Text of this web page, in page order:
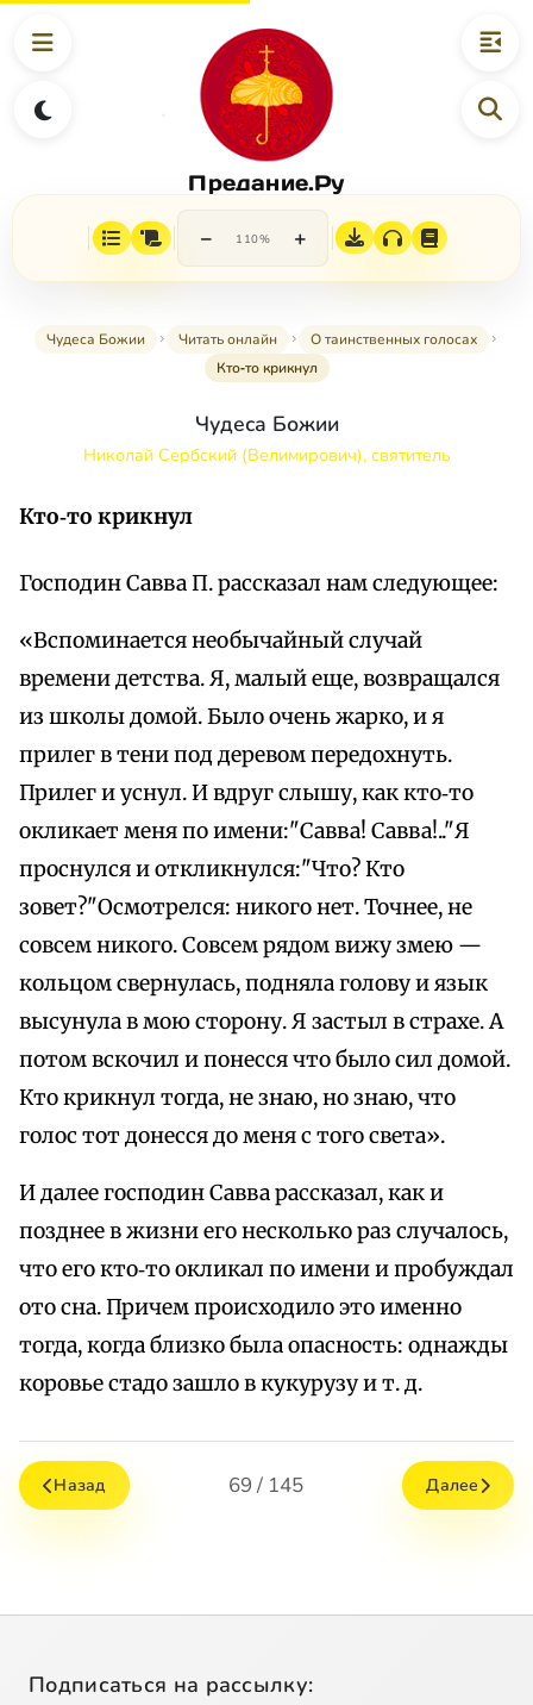
Предание.Ру
− 110% +
Чудеса Божии Читать онлайн
О таинственных голосах
Кто‑то крикнул
Чудеса Божии
Николай Сербский (Велимирович), святитель
Кто‑то крикнул
Господин Савва П. рассказал нам следующее:
«Вспоминается необычайный случай
времени детства. Я, малый еще, возвращался
из школы домой. Было очень жарко, и я
прилег в тени под деревом передохнуть.
Прилег и уснул. И вдруг слышу, как кто‑то
окликает меня по имени:"Савва! Савва!.."Я
проснулся и откликнулся:"Что? Кто
зовет?"Осмотрелся: никого нет. Точнее, не
совсем никого. Совсем рядом вижу змею —
кольцом свернулась, подняла голову и язык
высунула в мою сторону. Я застыл в страхе. А
потом вскочил и понесся что было сил домой.
Кто крикнул тогда, не знаю, но знаю, что
голос тот донесся до меня с того света».
И далее господин Савва рассказал, как и
позднее в жизни его несколько раз случалось,
что его кто‑то окликал по имени и пробуждал
ото сна. Причем происходило это именно
тогда, когда близко была опасность: однажды
коровье стадо зашло в кукурузу и т. д.
Назад 69 / 145 Далее
Подписаться на рассылку: